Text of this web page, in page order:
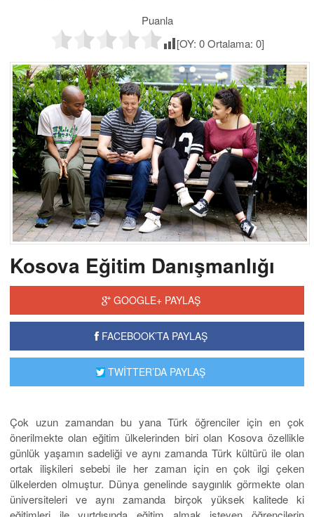
Puanla
[OY: 0Ortalama: 0]
Kosova Eğitim Danışmanlığı
GOOGLE+ PAYLAŞ
FACEBOOK’TA PAYLAŞ
TWİTTER’DA PAYLAŞ
Çok uzun zamandan bu yana Türk öğrenciler için en çok
önerilmekte olan eğitim ülkelerinden biri olan Kosova özellikle
günlük yaşamın sadeliği ve aynı zamanda Türk kültürü ile olan
ortak ilişkileri sebebi ile her zaman için en çok ilgi çeken
ülkelerden olmuştur. Dünya genelinde saygınlık görmekte olan
üniversiteleri ve aynı zamanda birçok yüksek kalitede ki